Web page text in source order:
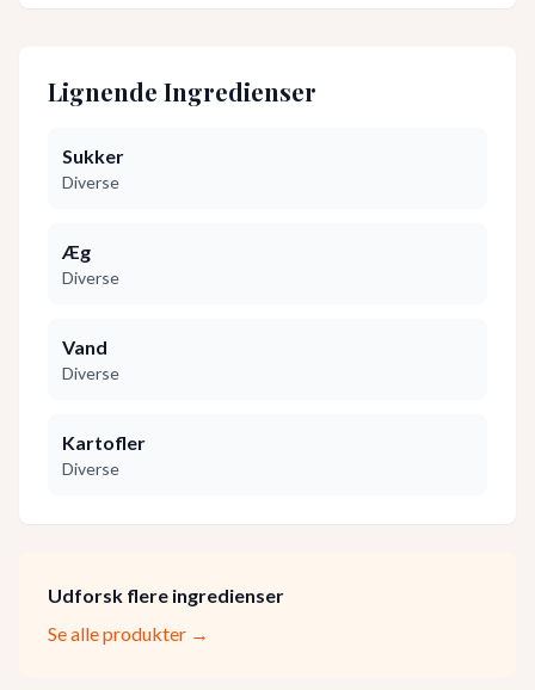
Lignende Ingredienser
Sukker
Diverse
Æg
Diverse
Vand
Diverse
Kartofler
Diverse
Udforsk flere ingredienser
Se alle produkter →